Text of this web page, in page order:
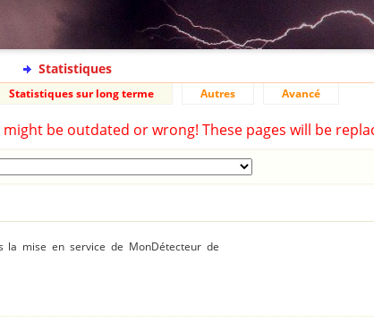
Statistiques
Statistiques sur long terme Autres Avancé
be outdated or wrong! These pages will be
la mise en service de MonDétecteur de